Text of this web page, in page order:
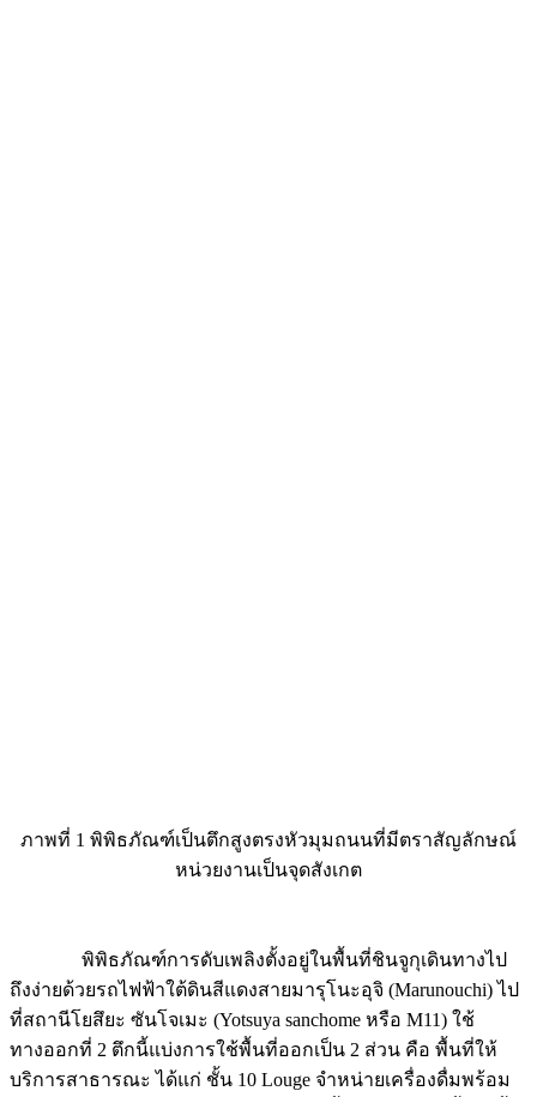
ภาพที่ 1 พิพิธภัณฑ์เป็นตึกสูงตรงหัวมุมถนนที่มีตราสัญลักษณ์
หน่วยงานเป็นจุดสังเกต
พิพิธภัณฑ์การดับเพลิงตั้งอยู่ในพื้นที่ชินจูกุเดินทางไป
ถึงง่ายด้วยรถไฟฟ้าใต้ดินสีแดงสายมารุโนะอุจิ (Marunouchi) ไป
ที่สถานีโยสึยะ ซันโจเมะ (Yotsuya sanchome หรือ M11) ใช้
ทางออกที่ 2 ตึกนี้แบ่งการใช้พื้นที่ออกเป็น 2 ส่วน คือ พื้นที่ให้
บริการสาธารณะ ได้แก่ ชั้น 10 Louge จำหน่ายเครื่องดื่มพร้อม